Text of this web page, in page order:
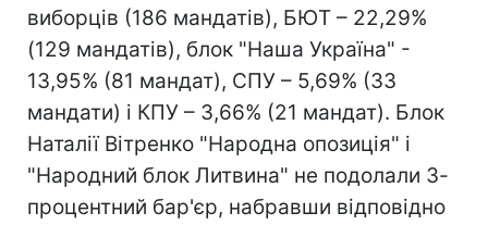
виборців (186 мандатів), БЮТ – 22,29%
(129 мандатів), блок "Наша Україна" -
13,95% (81 мандат), СПУ – 5,69% (33
мандати) і КПУ – 3,66% (21 мандат). Блок
Наталії Вітренко "Народна опозиція" і
"Народний блок Литвина" не подолали 3-
процентний бар'єр, набравши відповідно